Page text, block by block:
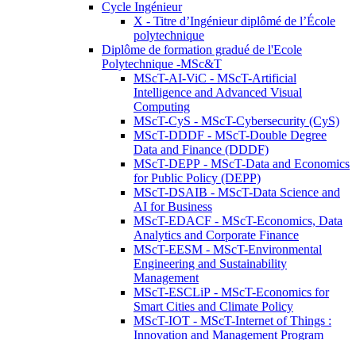
Cycle Ingénieur
X - Titre d’Ingénieur diplômé de l’École
polytechnique
Diplôme de formation gradué de l'Ecole
Polytechnique -MSc&T
MScT-AI-ViC - MScT-Artificial
Intelligence and Advanced Visual
Computing
MScT-CyS - MScT-Cybersecurity (CyS)
MScT-DDDF - MScT-Double Degree
Data and Finance (DDDF)
MScT-DEPP - MScT-Data and Economics
for Public Policy (DEPP)
MScT-DSAIB - MScT-Data Science and
AI for Business
MScT-EDACF - MScT-Economics, Data
Analytics and Corporate Finance
MScT-EESM - MScT-Environmental
Engineering and Sustainability
Management
MScT-ESCLiP - MScT-Economics for
Smart Cities and Climate Policy
MScT-IOT - MScT-Internet of Things :
Innovation and Management Program